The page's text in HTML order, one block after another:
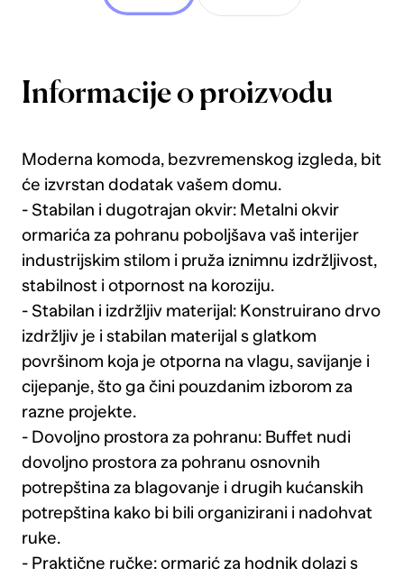
Informacije o proizvodu
Moderna komoda, bezvremenskog izgleda, bit
će izvrstan dodatak vašem domu.
- Stabilan i dugotrajan okvir: Metalni okvir
ormarića za pohranu poboljšava vaš interijer
industrijskim stilom i pruža iznimnu izdržljivost,
stabilnost i otpornost na koroziju.
- Stabilan i izdržljiv materijal: Konstruirano drvo
izdržljiv je i stabilan materijal s glatkom
površinom koja je otporna na vlagu, savijanje i
cijepanje, što ga čini pouzdanim izborom za
razne projekte.
- Dovoljno prostora za pohranu: Buffet nudi
dovoljno prostora za pohranu osnovnih
potrepština za blagovanje i drugih kućanskih
potrepština kako bi bili organizirani i nadohvat
ruke.
- Praktične ručke: ormarić za hodnik dolazi s